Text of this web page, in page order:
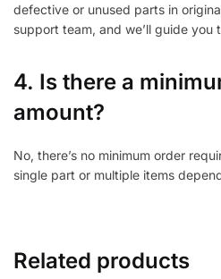
defective or unused parts in
support team, and we’ll guide you
4. Is there a
amount?
No, there’s no minimum order
single part or multiple items
Related products